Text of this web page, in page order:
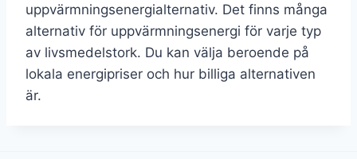
uppvärmningsenergialternativ. Det finns många
alternativ för uppvärmningsenergi för varje typ
av livsmedelstork. Du kan välja beroende på
lokala energipriser och hur billiga alternativen
är.